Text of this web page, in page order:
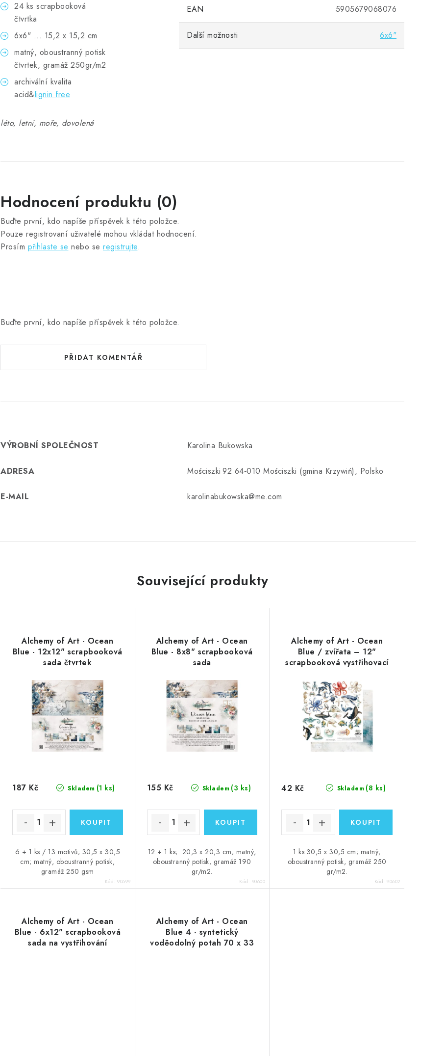
24 ks scrapbooková
čtvrtka
6x6" ... 15,2 x 15,2 cm
matný, oboustranný potisk
čtvrtek, gramáž 250gr/m2
archivální kvalita
acid&lignin free
léto, letní, moře, dovolená
EAN 5905679068076
Další možnosti 6x6"
Hodnocení produktu (0)
Buďte první, kdo napíše příspěvek k této položce.
Pouze registrovaní uživatelé mohou vkládat hodnocení.
Prosím přihlaste se nebo se registrujte.
Buďte první, kdo napíše příspěvek k této položce.
PŘIDAT KOMENTÁŘ
VÝROBNÍ SPOLEČNOST Karolina Bukowska
ADRESA Mościszki 92 64‑010 Mościszki (gmina Krzywiń), Polsko
E-MAIL karolinabukowska@me.com
Související produkty
Alchemy of Art - Ocean
Blue - 12x12" scrapbooková
sada čtvrtek
Skladem (1 ks)
187 Kč
6 + 1 ks / 13 motivů; 30,5 x 30,5
cm; matný, oboustranný potisk,
gramáž 250 gsm
Kód:90599
Alchemy of Art - Ocean
Blue - 8x8" scrapbooková
sada
Skladem (3 ks)
155 Kč
12 + 1 ks; 20,3 x 20,3 cm; matný,
oboustranný potisk, gramáž 190
gr/m2.
Kód: 90600
Alchemy of Art - Ocean
Blue / zvířata – 12"
scrapbooková vystřihovací
Skladem (8 ks)
42 Kč
1 ks 30,5 x 30,5 cm; matný,
oboustranný potisk, gramáž 250
gr/m2.
Kód:90602
Alchemy of Art - Ocean
Blue - 6x12" scrapbooková
sada na vystřihování
Alchemy of Art - Ocean
Blue 4 - syntetický
voděodolný potah 70 x 33